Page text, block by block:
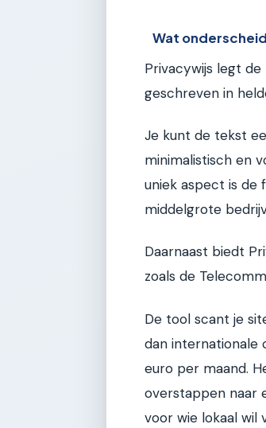
Wat
Privacywijs legt
geschreven in
Je kunt de tekst
minimalistisch en
uniek aspect is de
middelgrote
Daarnaast biedt
zoals de
De tool scant je
dan
euro per maand.
overstappen naar
voor wie lokaal wil